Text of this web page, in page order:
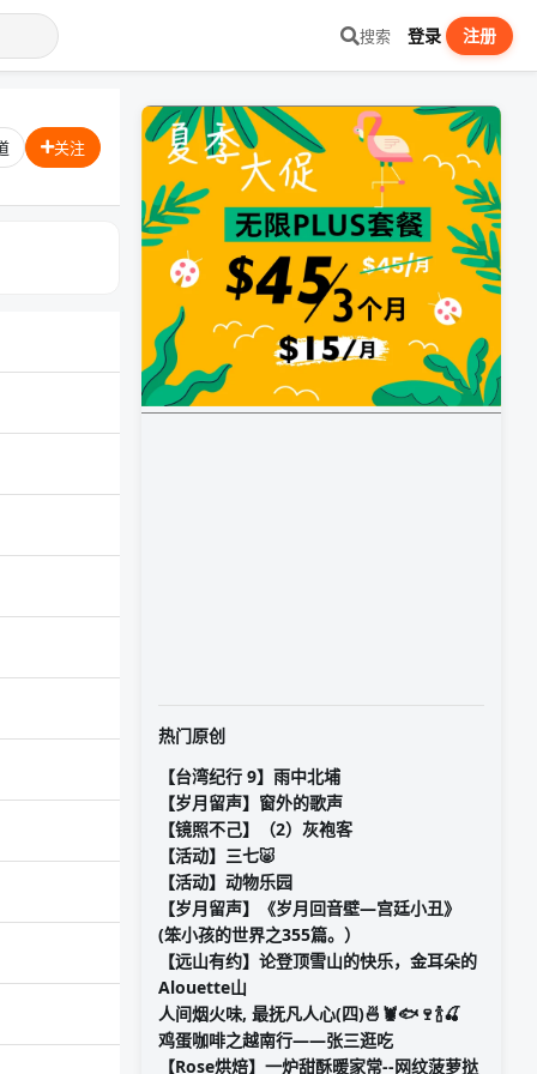
搜索 登录 注册
关注
热门原创
【台湾纪行 9】雨中北埔
【岁月留声】窗外的歌声
【镜照不己】（2）灰袍客
【活动】三七🐷
【活动】动物乐园
【岁月留声】《岁月回音壁—宫廷小丑》
(笨小孩的世界之355篇。）
【远山有约】论登顶雪山的快乐，金耳朵的
Alouette山
人间烟火味, 最抚凡人心(四)🍜🦞🐟🍷🍾🍒
鸡蛋咖啡之越南行——张三逛吃
【Rose烘焙】一炉甜酥暖家常--网纹菠萝挞